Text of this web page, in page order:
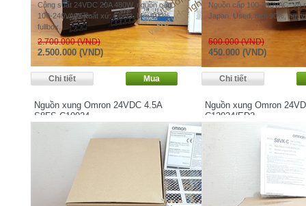
Công suất 24VDC 20A 480W, nguồn cấp
100-240VAC. Xuất xứ: China. Mới 100%,
fullbox.
2.700.000 (VND)
2.500.000 (VND)
Nguồn cấp 100-240VAC. Vỏ
Japan. Used, mới 90%,
500.000 (VND)
450.000 (VND)
Nguồn xung Omron 24VDC 4.5A
S8FS-C10024
Nguồn xung Omron
C12024/ED2